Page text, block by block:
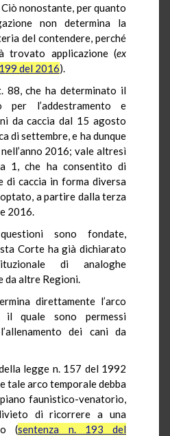
nonostante, per quanto
non determina la
del contendere, perché
trovato applicazione (ex
del 2016).
88, che ha determinato il
per l’addestramento e
da caccia dal 15 agosto
di settembre, e ha dunque
2016; vale altresì
1, che ha consentito di
di caccia in forma diversa
a partire dalla terza
2016.
sono fondate,
Corte ha già dichiarato
di analoghe
da altre Regioni.
direttamente l’arco
il quale sono permessi
dei cani da
legge n. 157 del 1992
tale arco temporale debba
faunistico-venatorio,
di ricorrere a una
(sentenza n. 193 del